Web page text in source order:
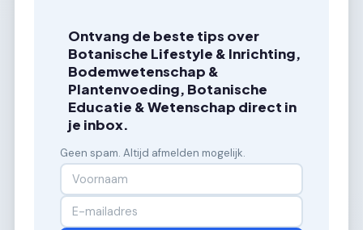
Ontvang de beste tips over
Botanische Lifestyle & Inrichting,
Bodemwetenschap &
Plantenvoeding, Botanische
Educatie & Wetenschap direct in
je inbox.
Geen spam. Altijd afmelden mogelijk.